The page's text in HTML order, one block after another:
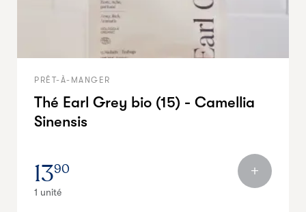
PRÊT-À-MANGER
Thé Earl Grey bio (15) - Camellia
Sinensis
1390
1 unité